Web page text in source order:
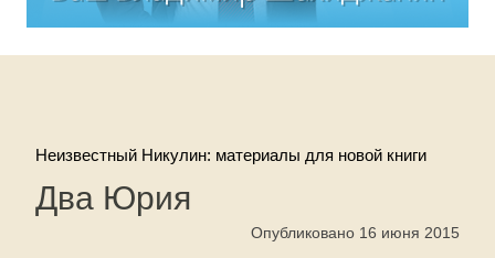
Неизвестный Никулин: материалы для новой книги
Два Юрия
Опубликовано 16 июня 2015